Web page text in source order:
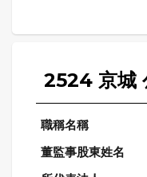
2524 京城